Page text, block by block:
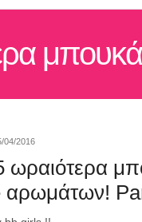
04/2016
ωραιότερα
αρωμάτων!